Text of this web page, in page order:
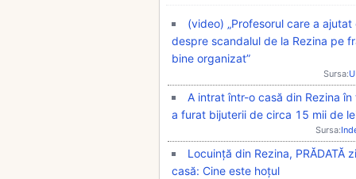
(video) „Profesorul care a
despre scandalul de la Rezina pe
bine organizat”
Sursa:
A intrat într-o casă din Rezina
a furat bijuterii de circa 15 mii de
Sursa:
Locuință din Rezina, PRĂDATĂ
casă: Cine este hoțul